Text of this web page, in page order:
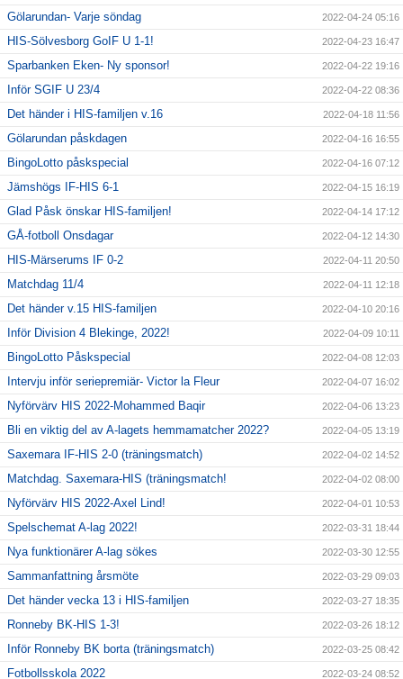
Gölarundan- Varje söndag 2022-04-24 05:16
HIS-Sölvesborg GoIF U 1-1! 2022-04-23 16:47
Sparbanken Eken- Ny sponsor! 2022-04-22 19:16
Inför SGIF U 23/4 2022-04-22 08:36
Det händer i HIS-familjen v.16 2022-04-18 11:56
Gölarundan påskdagen 2022-04-16 16:55
BingoLotto påskspecial 2022-04-16 07:12
Jämshögs IF-HIS 6-1 2022-04-15 16:19
Glad Påsk önskar HIS-familjen! 2022-04-14 17:12
GÅ-fotboll Onsdagar 2022-04-12 14:30
HIS-Märserums IF 0-2 2022-04-11 20:50
Matchdag 11/4 2022-04-11 12:18
Det händer v.15 HIS-familjen 2022-04-10 20:16
Inför Division 4 Blekinge, 2022! 2022-04-09 10:11
BingoLotto Påskspecial 2022-04-08 12:03
Intervju inför seriepremiär- Victor la Fleur 2022-04-07 16:02
Nyförvärv HIS 2022-Mohammed Baqir 2022-04-06 13:23
Bli en viktig del av A-lagets hemmamatcher 2022? 2022-04-05 13:19
Saxemara IF-HIS 2-0 (träningsmatch) 2022-04-02 14:52
Matchdag. Saxemara-HIS (träningsmatch! 2022-04-02 08:00
Nyförvärv HIS 2022-Axel Lind! 2022-04-01 10:53
Spelschemat A-lag 2022! 2022-03-31 18:44
Nya funktionärer A-lag sökes 2022-03-30 12:55
Sammanfattning årsmöte 2022-03-29 09:03
Det händer vecka 13 i HIS-familjen 2022-03-27 18:35
Ronneby BK-HIS 1-3! 2022-03-26 18:12
Inför Ronneby BK borta (träningsmatch) 2022-03-25 08:42
Fotbollsskola 2022 2022-03-24 08:52